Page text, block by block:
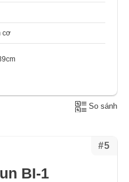
cơ
So sánh
#5
BI-1